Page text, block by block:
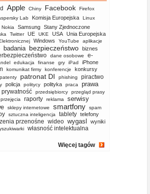
Apple Chiny Facebook Firefox
Lab Komisja Europejska Linux
Nokia Samsung Stany Zjednoczone
Twitter UE UKE USA Unia Europejska
Windows YouTube aplikacje
badania bezpieczeństwo biznes
dane osobowe
e-
edukacja finanse gry iPad iPhone
komunikat firmy konferencje konkursy
patenty patronat DI phishing piractwo
policja politycy polityka praca
prawa
prywatność przedsiębiorcy
przegląd prasy
przejęcia raporty reklama
serwisy
sklepy internetowe smartfony
spam
sztuczna inteligencja tablety telefony
przenośne wideo wygasl
wyniki
własność intelektualna
Więcej tagów